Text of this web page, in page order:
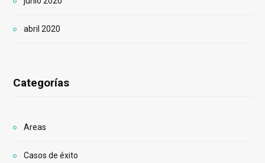
abril 2020
Categorías
Areas
Casos de éxito